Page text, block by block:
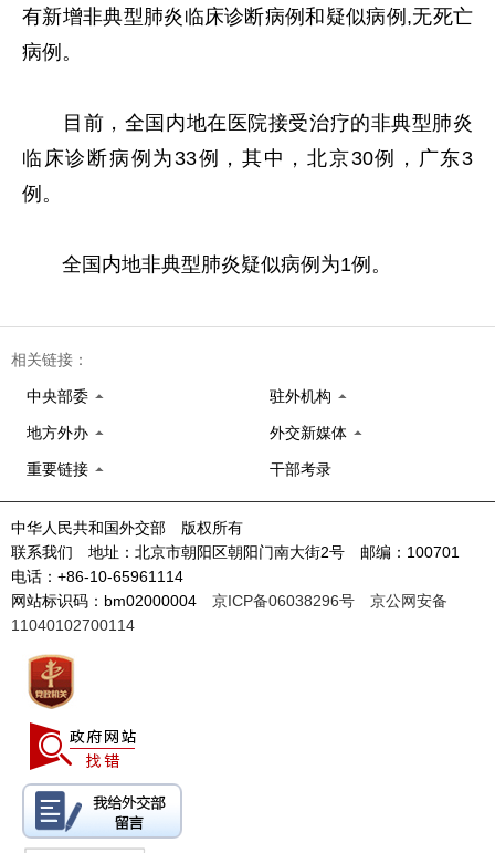
有新增非典型肺炎临床诊断病例和疑似病例,无死亡
病例。
目前，全国内地在医院接受治疗的非典型肺炎
临床诊断病例为33例，其中，北京30例，广东3
例。
全国内地非典型肺炎疑似病例为1例。
相关链接：
中央部委 驻外机构
地方外办 外交新媒体
重要链接 干部考录
中华人民共和国外交部 版权所有
联系我们 地址：北京市朝阳区朝阳门南大街2号 邮编：100701
电话：+86-10-65961114
网站标识码：bm02000004 京ICP备06038296号
京公网安备
11040102700114